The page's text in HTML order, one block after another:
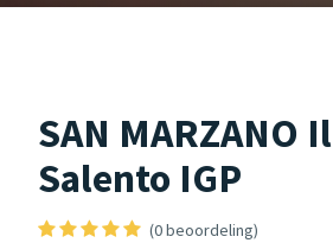
SAN
Salento IGP
(0 beoordeling)